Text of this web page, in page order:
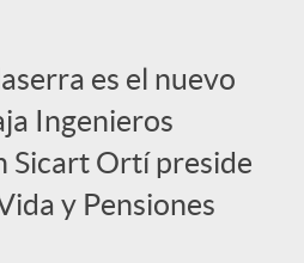
es el nuevo
Ingenieros
Sicart Ortí preside
y Pensiones